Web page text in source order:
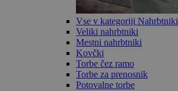
Vse v kategoriji Nahrbtniki
Veliki nahrbtniki
Mestni nahrbtniki
Kovčki
Torbe čez ramo
Torbe za prenosnik
Potovalne torbe